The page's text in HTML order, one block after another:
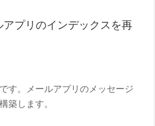
アプリのインデックスを再
す。メールアプリのメッセージ
築します。